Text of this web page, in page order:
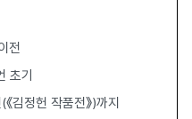
전
초기
정헌 작품전》)까지